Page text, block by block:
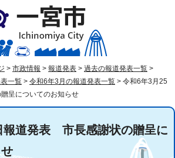
> 市政情報 > 報道発表 > 過去の報道発表一覧 >
一覧 > 令和6年3月の報道発表一覧 > 令和6年3月25
呈についてのお知らせ
報道発表 市長感謝状の贈呈に